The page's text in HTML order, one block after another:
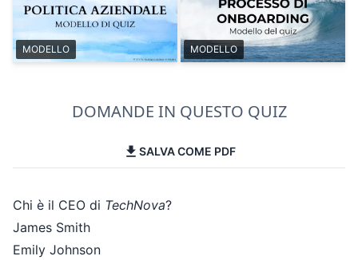
MODELLO MODELLO
DOMANDE IN QUESTO QUIZ
SALVA COME PDF
Chi è il CEO di TechNova?
James Smith
Emily Johnson